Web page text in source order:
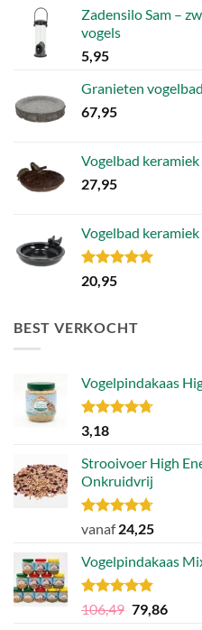
Zadensilo Sam –
vogels
5,95
Granieten
67,95
Vogelbad
27,95
Vogelbad
Gewaardeerd
5.00
20,95
BEST VERKOCHT
Vogelpindakaas
Gewaardeerd
4.70
3,18
Strooivoer High
Onkruidvrij
Gewaardeerd
uit 5
vanaf24,25
Vogelpindakaas
Gewaardeerd
uit 5
106,49 79,86